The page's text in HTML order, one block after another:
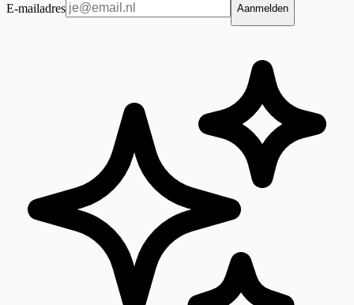
E-mailadres Aanmelden